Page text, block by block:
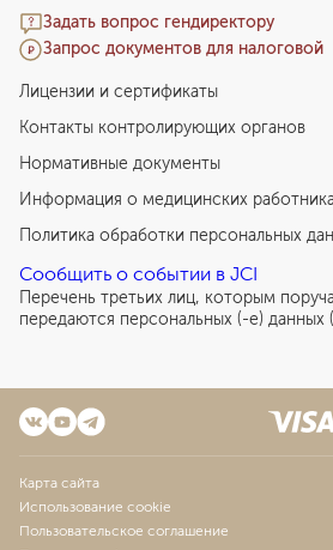
Задать вопрос гендиректору
Запрос документов для налоговой
Лицензии и сертификаты
Контакты контролирующих органов
Нормативные документы
Информация о медицинских
Политика обработки персональных
Сообщить о событии в JCI
Перечень третьих лиц, которым
передаются персональных (-е) данных
Карта сайта
Использование cookie
Пользовательское соглашение